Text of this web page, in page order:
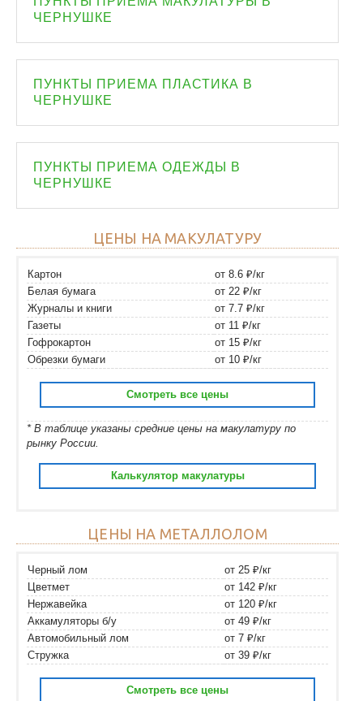
ЧЕРНУШКЕ
ПУНКТЫ ПРИЕМА ПЛАСТИКА В
ЧЕРНУШКЕ
ПУНКТЫ ПРИЕМА ОДЕЖДЫ В
ЧЕРНУШКЕ
ЦЕНЫ НА МАКУЛАТУРУ
Картон
от 8.6 ₽/кг
Белая бумага
от 22 ₽/кг
Журналы и книги
от 7.7 ₽/кг
Газеты
от 11 ₽/кг
Гофрокартон
от 15 ₽/кг
Обрезки бумаги
от 10 ₽/кг
Смотреть все цены
* В таблице указаны средние цены на макулатуру по
рынку России.
Калькулятор макулатуры
ЦЕНЫ НА МЕТАЛЛОЛОМ
Черный лом
от 25 ₽/кг
Цветмет
от 142 ₽/кг
Нержавейка
от 120 ₽/кг
Аккамуляторы б/у
от 49 ₽/кг
Автомобильный лом
от 7 ₽/кг
Стружка
от 39 ₽/кг
Смотреть все цены